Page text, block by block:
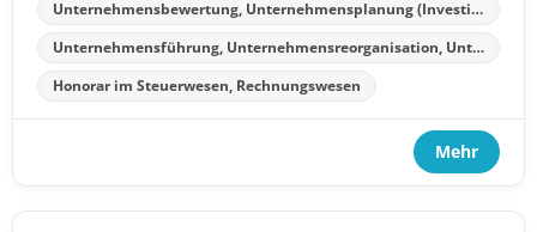
Unternehmensbewertung, Unternehmensplanung (Investitionsplanung, Finanzplanung, Kostenplanung, Liquiditätsplanung)
Unternehmensführung, Unternehmensreorganisation, Unternehmenssanierung, Unternehmensliquidation
Honorar im Steuerwesen, Rechnungswesen
Mehr